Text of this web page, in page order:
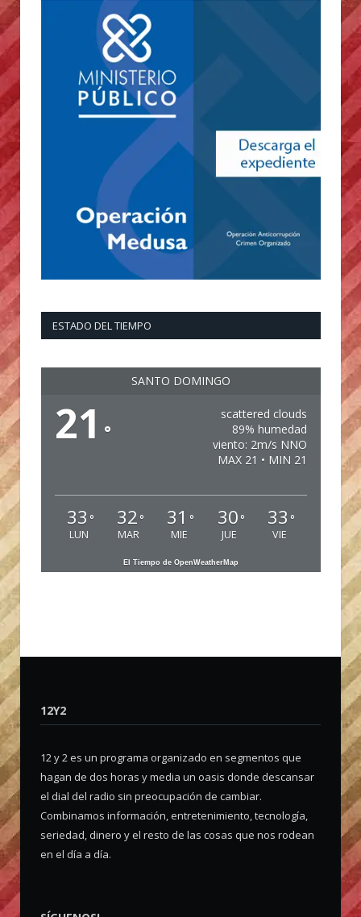
ESTADO DEL TIEMPO
SANTO DOMINGO
21 °
scattered clouds
89% humedad
viento: 2m/s NNO
MAX 21 • MIN 21
33 °
LUN
32 °
MAR
31 °
MIE
30 °
JUE
33 °
VIE
El Tiempo de OpenWeatherMap
12Y2
12 y 2 es un programa organizado en segmentos que
hagan de dos horas y media un oasis donde descansar
el dial del radio sin preocupación de cambiar.
Combinamos información, entretenimiento, tecnología,
seriedad, dinero y el resto de las cosas que nos rodean
en el día a día.